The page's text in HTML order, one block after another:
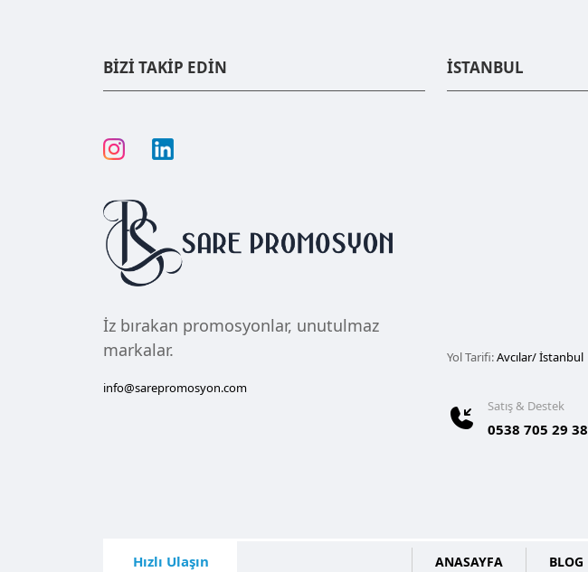
BİZİ TAKİP EDİN
İz bırakan promosyonlar, unutulmaz
markalar.
info@sarepromosyon.com
İSTANBUL
Yol Tarifi:Avcılar/ İstanbul
Satış & Destek
0538 705 29 38
Hızlı Ulaşın ANASAYFA BLOG